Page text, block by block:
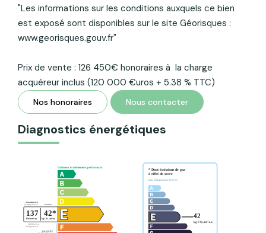
"Les informations sur les conditions auxquels ce bien
est exposé sont disponibles sur le site Géorisques :
www.georisques.gouv.fr"
Prix de vente : 126 450€ honoraires à la charge
acquéreur inclus (120 000 €uros + 5.38 % TTC)
Nos honoraires Nous contacter
Diagnostics énergétiques